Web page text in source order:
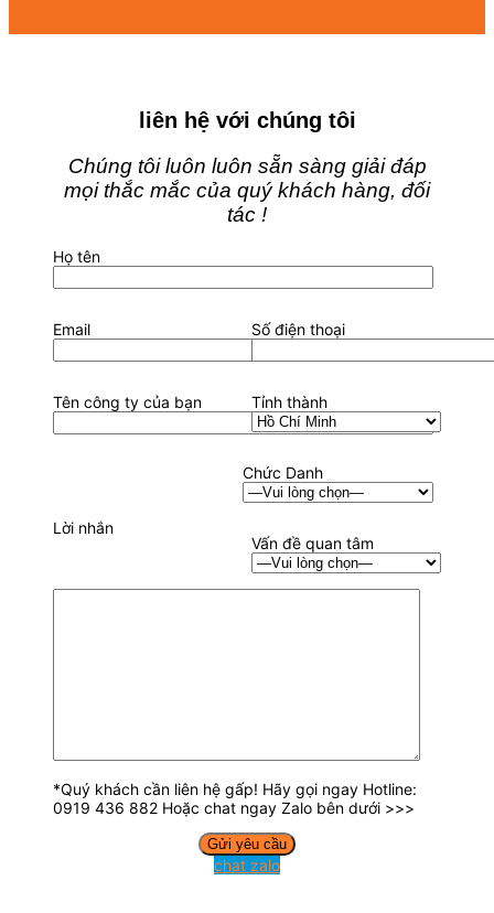
liên hệ với chúng tôi
Chúng tôi luôn luôn sẵn sàng giải đáp
mọi thắc mắc của quý khách hàng, đối
tác !
Họ tên
Email Số điện thoại
Tên công ty của bạn Tỉnh thành
Chức Danh
Vấn đề quan tâm
Lời nhắn
*Quý khách cần liên hệ gấp! Hãy gọi ngay Hotline:
0919 436 882 Hoặc chat ngay Zalo bên dưới >>>
chat zalo